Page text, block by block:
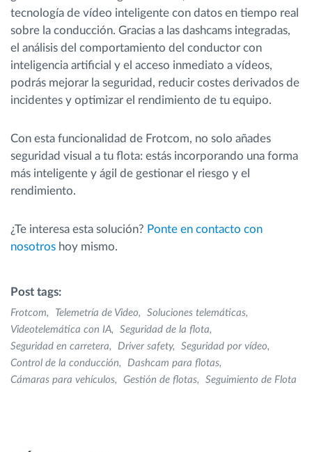
tecnología de vídeo inteligente con datos en tiempo real
sobre la conducción. Gracias a las dashcams integradas,
el análisis del comportamiento del conductor con
inteligencia artificial y el acceso inmediato a vídeos,
podrás mejorar la seguridad, reducir costes derivados de
incidentes y optimizar el rendimiento de tu equipo.
Con esta funcionalidad de Frotcom, no solo añades
seguridad visual a tu flota: estás incorporando una forma
más inteligente y ágil de gestionar el riesgo y el
rendimiento.
¿Te interesa esta solución? Ponte en contacto con
nosotros hoy mismo.
Post tags:
Frotcom Telemetría de Video
Soluciones telemáticas
Videotelemática con IA
Seguridad de la flota
Seguridad en carretera
Driver safety
Seguridad por vídeo
Control de la conducción
Dashcam para flotas
Cámaras para vehículos
Gestión de flotas Seguimiento de Flota